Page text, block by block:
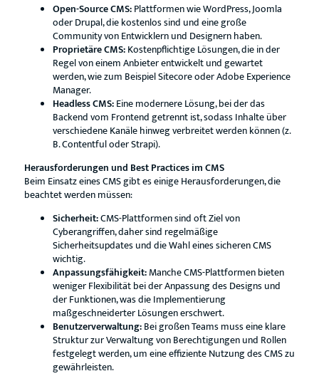
Open-Source CMS:Plattformen wie WordPress, Joomla
oder Drupal, die kostenlos sind und eine große
Community von Entwicklern und Designern haben.
Proprietäre CMS:Kostenpflichtige Lösungen, die in der
Regel von einem Anbieter entwickelt und gewartet
werden, wie zum Beispiel Sitecore oder Adobe Experience
Manager.
Headless CMS:Eine modernere Lösung, bei der das
Backend vom Frontend getrennt ist, sodass Inhalte über
verschiedene Kanäle hinweg verbreitet werden können (z.
B. Contentful oder Strapi).
Herausforderungen und Best Practices im CMS
Beim Einsatz eines CMS gibt es einige Herausforderungen, die
beachtet werden müssen:
Sicherheit:CMS-Plattformen sind oft Ziel von
Cyberangriffen, daher sind regelmäßige
Sicherheitsupdates und die Wahl eines sicheren CMS
wichtig.
Anpassungsfähigkeit:Manche CMS-Plattformen bieten
weniger Flexibilität bei der Anpassung des Designs und
der Funktionen, was die Implementierung
maßgeschneiderter Lösungen erschwert.
Benutzerverwaltung:Bei großen Teams muss eine klare
Struktur zur Verwaltung von Berechtigungen und Rollen
festgelegt werden, um eine effiziente Nutzung des CMS zu
gewährleisten.